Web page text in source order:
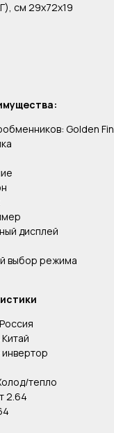
см 29x72x19
Golden Fin
дисплей
выбор режима
тепло
2.64